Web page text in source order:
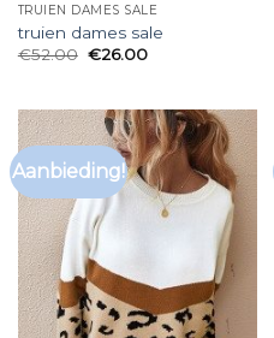
TRUIEN DAMES SALE
truien dames sale
€52.00 €26.00
Aanbieding!